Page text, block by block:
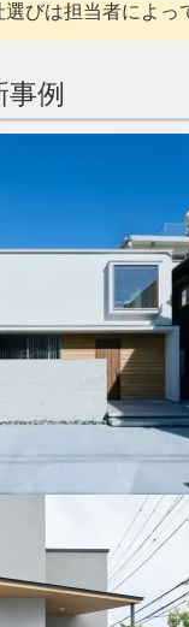
選びは担当者によっ
例